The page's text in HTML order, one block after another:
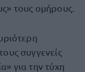
τους ομήρους.
συγγενείς
για την τύχη